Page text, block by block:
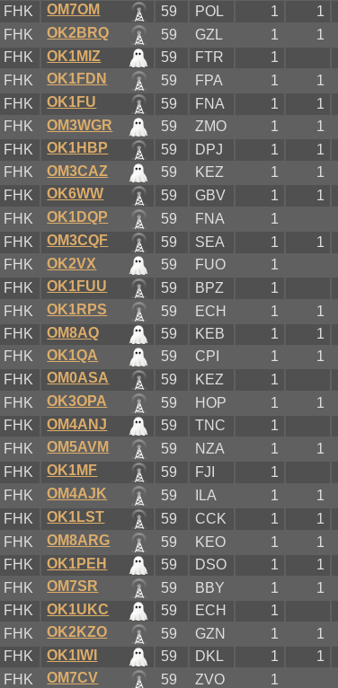
FHK OM7OM 59 POL 1
1
FHK OK2BRQ 59 GZL 1
1
FHK OK1MIZ 59 FTR
1
FHK OK1FDN 59 FPA 1
1
FHK OK1FU 59 FNA 1
1
FHK OM3WGR 59 ZMO 1
1
FHK OK1HBP 59 DPJ 1
1
FHK OM3CAZ 59 KEZ 1
1
FHK OK6WW 59 GBV 1
1
FHK OK1DQP 59 FNA
1
FHK OM3CQF 59 SEA 1
1
FHK OK2VX 59 FUO
1
FHK OK1FUU 59 BPZ
1
FHK OK1RPS 59 ECH 1
1
FHK OM8AQ 59 KEB 1
1
FHK OK1QA 59 CPI 1
1
FHK OM0ASA 59 KEZ
1
FHK OK3OPA 59 HOP 1
1
FHK OM4ANJ 59 TNC
1
FHK OM5AVM 59 NZA 1
1
FHK OK1MF 59 FJI
1
FHK OM4AJK 59 ILA 1
1
FHK OK1LST 59 CCK 1
1
FHK OM8ARG 59 KEO 1
1
FHK OK1PEH 59 DSO 1
1
FHK OM7SR 59 BBY 1
1
FHK OK1UKC 59 ECH
1
FHK OK2KZO 59 GZN 1
1
FHK OK1IWI 59 DKL 1
1
FHK OM7CV 59 ZVO
1